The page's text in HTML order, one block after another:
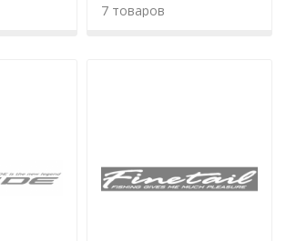
7 товаров